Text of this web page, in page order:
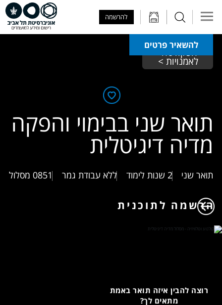
להרשמה
להשאיר פרטים
הפקולטה
לאמנויות >
תואר שני בבימוי והפקה
מדיה דיגיטלית
תואר שני 2 שנות לימוד ללא עבודת גמר 0851 מסלול
הרשמה לתוכנית
רוצה להבין איזה תואר באמת
מתאים לך?